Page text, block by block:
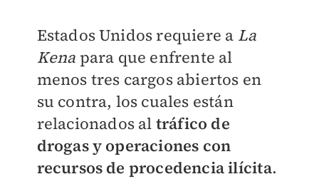
Estados Unidos requiere a La
Kena para que enfrente al
menos tres cargos abiertos en
su contra, los cuales están
relacionados al tráfico de
drogas y operaciones con
recursos de procedencia ilícita.